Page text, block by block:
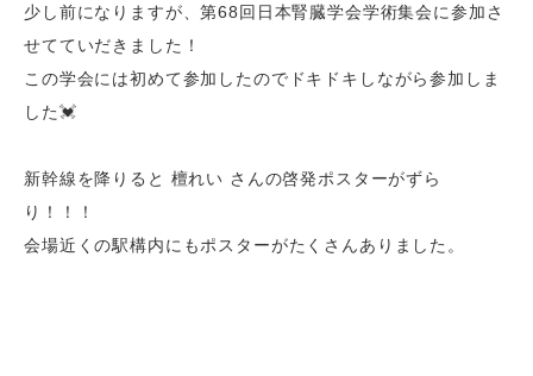
少し前になりますが、第68回日本腎臓学会学術集会に参加さ
せてていだきました！
この学会には初めて参加したのでドキドキしながら参加しま
した💓
新幹線を降りると 檀れい さんの啓発ポスターがずら
り！！！
会場近くの駅構内にもポスターがたくさんありました。